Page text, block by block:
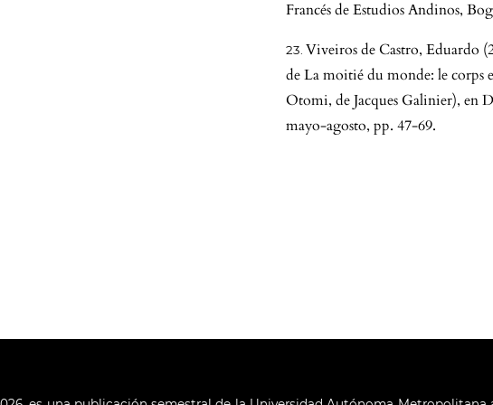
Francés de Estudios Andinos,
Viveiros de Castro, Eduardo
de La moitié du monde: le corps
Otomi, de Jacques Galinier), en
mayo-agosto, pp. 47-69.